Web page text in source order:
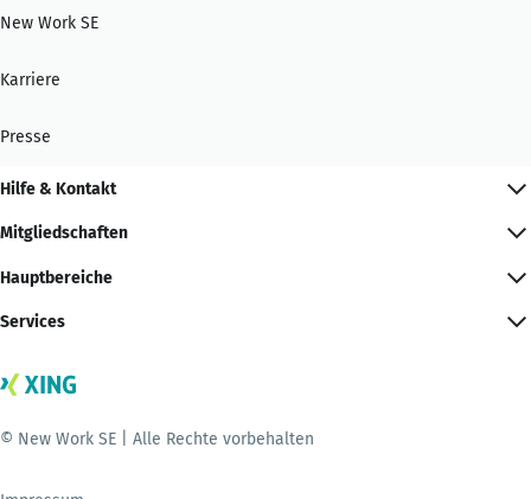
New Work SE
Karriere
Presse
Hilfe & Kontakt
Mitgliedschaften
Hauptbereiche
Services
© New Work SE | Alle Rechte vorbehalten